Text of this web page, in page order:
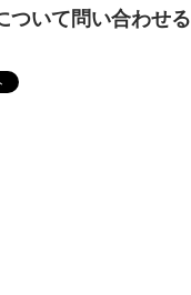
ついて問い合わせる